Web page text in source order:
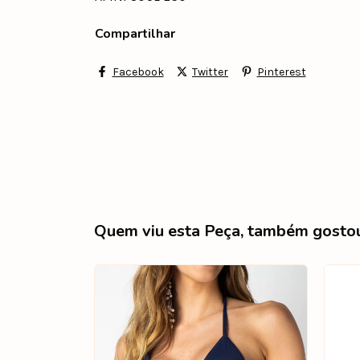
Compartilhar
Facebook Twitter Pinterest
Quem viu esta Peça, também